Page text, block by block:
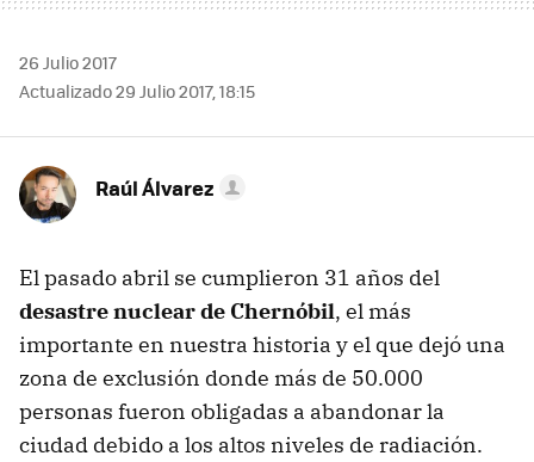
26 Julio 2017
Actualizado 29 Julio 2017, 18:15
Raúl Álvarez
El pasado abril se cumplieron 31 años del
desastre nuclear de Chernóbil, el más
importante en nuestra historia y el que dejó una
zona de exclusión donde más de 50.000
personas fueron obligadas a abandonar la
ciudad debido a los altos niveles de radiación.